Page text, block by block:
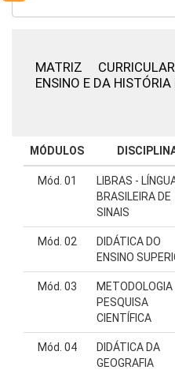
MATRIZ
ENSINO E DA
MÓDULOS
Mód. 01
LIBRAS -
BRASILEIRA DE
SINAIS
Mód. 02
DIDÁTICA DO
ENSINO
Mód. 03
METODOLOGIA
PESQUISA
CIENTÍFICA
Mód. 04
DIDÁTICA DA
GEOGRAFIA